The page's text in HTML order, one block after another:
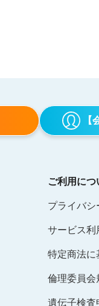
【
ご利用につ
プライバシ
サービス利
特定商法に
倫理委員会
遺伝子検査